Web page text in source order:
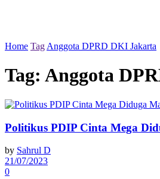
Home Tag Anggota DPRD DKI Jakarta
Tag: Anggota
Politikus PDIP Cinta Mega
by Sahrul D
21/07/2023
0